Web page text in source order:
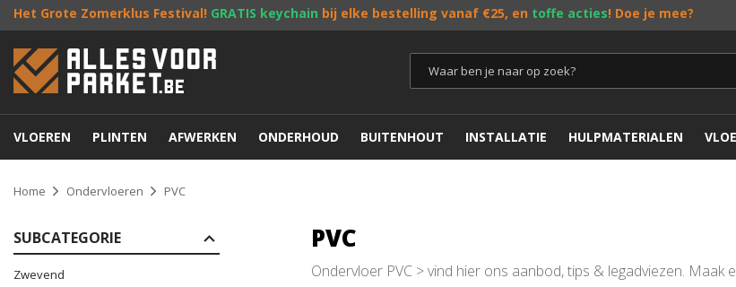
Het Grote Zomerklus Festival! GRATIS keychain bij elke bestelling vanaf €25, en toffe acties! Doe je mee?
VLOEREN PLINTEN AFWERKEN ONDERHOUD BUITENHOUT INSTALLATIE HULPMATERIALEN
Home Ondervloeren PVC
SUBCATEGORIE
Zwevend
PVC
Ondervloer PVC > vind hier ons aanbod, tips & legadviezen.